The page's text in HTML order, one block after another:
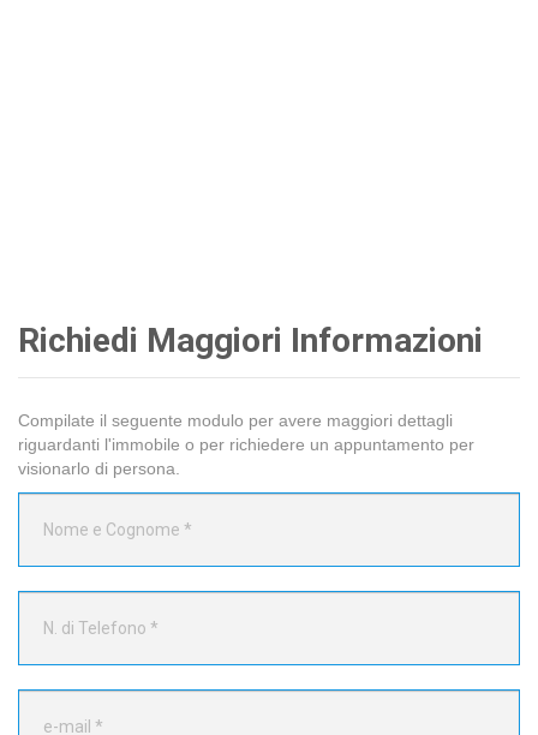
Richiedi Maggiori Informazioni
Compilate il seguente modulo per avere maggiori dettagli
riguardanti l'immobile o per richiedere un appuntamento per
visionarlo di persona.